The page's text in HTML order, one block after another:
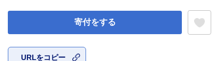
寄付をする
URLをコピー